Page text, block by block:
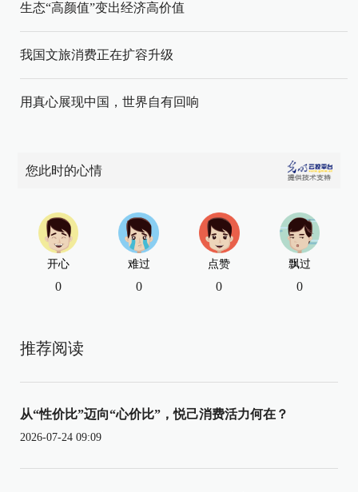
生态“高颜值”变出经济高价值
我国文旅消费正在扩容升级
用真心展现中国，世界自有回响
您此时的心情
开心
0
难过
0
点赞
0
飘过
0
推荐阅读
从“性价比”迈向“心价比”，悦己消费活力何在？
2026-07-24 09:09